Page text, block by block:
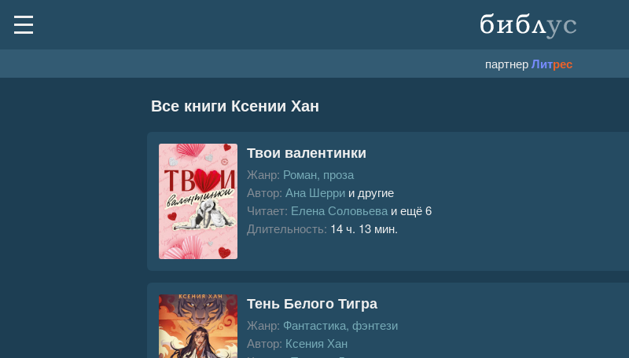
партнерЛитрес
Все книги Ксении Хан
Твои валентинки
Жанр: Роман, проза
Автор: Ана Шерри и другие
Читает: Елена Соловьева и ещё 6
Длительность: 14 ч. 13 мин.
Тень Белого Тигра
Жанр: Фантастика, фэнтези
Автор: Ксения Хан